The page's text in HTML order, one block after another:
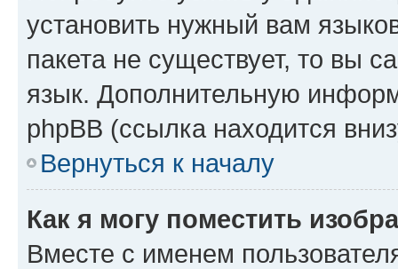
установить нужный вам
пакета не существует, то вы
язык. Дополнительную
phpBB (ссылка находится
Вернуться к началу
Как я могу поместить
Вместе с именем